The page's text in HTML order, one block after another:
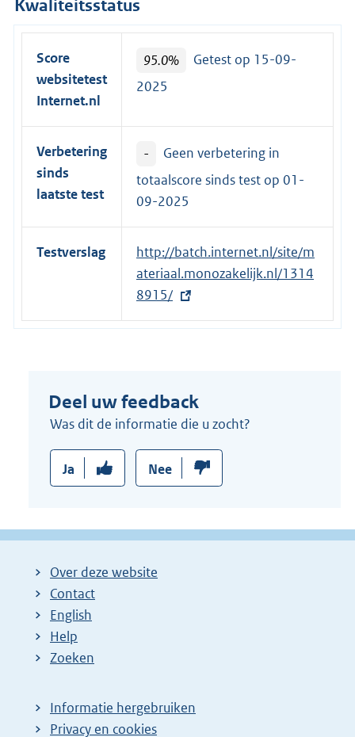
Kwaliteitsstatus
Score
websitetest
Internet.nl
95.0%
Getest op 15-09-
2025
Verbetering
sinds
laatste test
-
Geen verbetering in
totaalscore sinds test op 01-
09-2025
Testverslag
E
x
t
e
l
i
:
http://batch.internet.nl/site/m
ateriaal.monozakelijk.nl/1314
8915/
Deel uw feedback
Was dit de informatie die u zocht?
Ja Nee
Over deze website
Contact
English
Help
Zoeken
Informatie hergebruiken
Privacy en cookies